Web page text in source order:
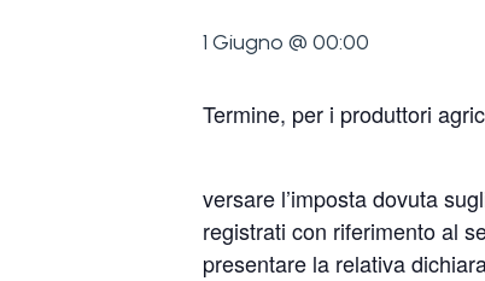
1 Giugno @ 00:00
Termine, per i produttori
versare l’imposta dovuta
registrati con riferimento al
presentare la relativa